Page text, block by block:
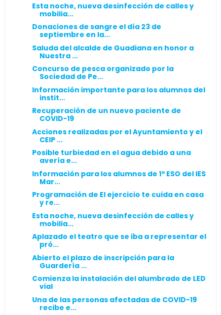
Esta noche, nueva desinfección de calles y
mobilia...
Donaciones de sangre el día 23 de
septiembre en la...
Saluda del alcalde de Guadiana en honor a
Nuestra ...
Concurso de pesca organizado por la
Sociedad de Pe...
Información importante para los alumnos del
instit...
Recuperación de un nuevo paciente de
COVID-19
Acciones realizadas por el Ayuntamiento y el
CEIP ...
Posible turbiedad en el agua debido a una
avería e...
Información para los alumnos de 1º ESO del IES
Mar...
Programación de El ejercicio te cuida en casa
y re...
Esta noche, nueva desinfección de calles y
mobilia...
Aplazado el teatro que se iba a representar el
pró...
Abierto el plazo de inscripción para la
Guardería ...
Comienza la instalación del alumbrado de LED
vial
Una de las personas afectadas de COVID-19
recibe e...